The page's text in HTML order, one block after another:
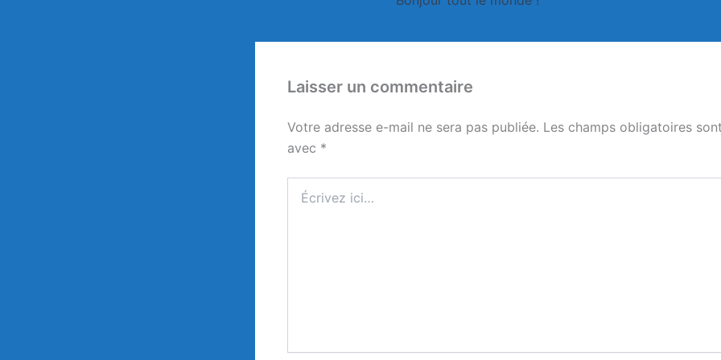
Laisser un commentaire
Votre adresse e-mail ne sera pas publiée. Les champs obligatoires
avec *
ici…